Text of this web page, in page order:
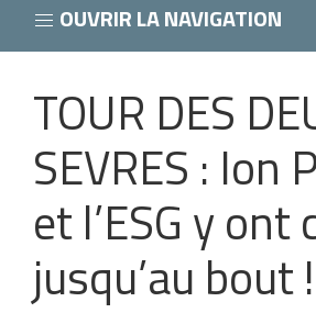
OUVRIR LA NAVIGATION
TOUR DES
SEVRES : Ion
et l’ESG y ont
jusqu’au bout !